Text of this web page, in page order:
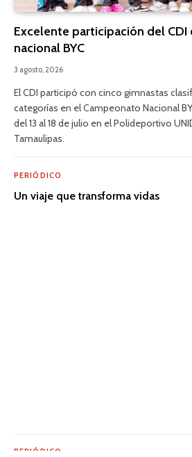
Excelente participación del
nacional BYC
3 agosto, 2026
El CDI participó con cinco gimnastas
categorías en el Campeonato Nacional
del 13 al 18 de julio en el Polideportivo
Tamaulipas.
PERIÓDICO
Un viaje que transforma vidas
PERIÓDICO